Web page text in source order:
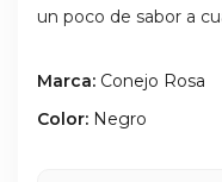
un poco de sabor a
Marca: Conejo Rosa
Color: Negro